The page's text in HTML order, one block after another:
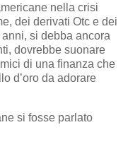
nella crisi
dei derivati Otc e dei
si debba ancora
dovrebbe suonare
di una finanza che
d’oro da adorare
si fosse parlato